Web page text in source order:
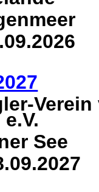
Verein
See